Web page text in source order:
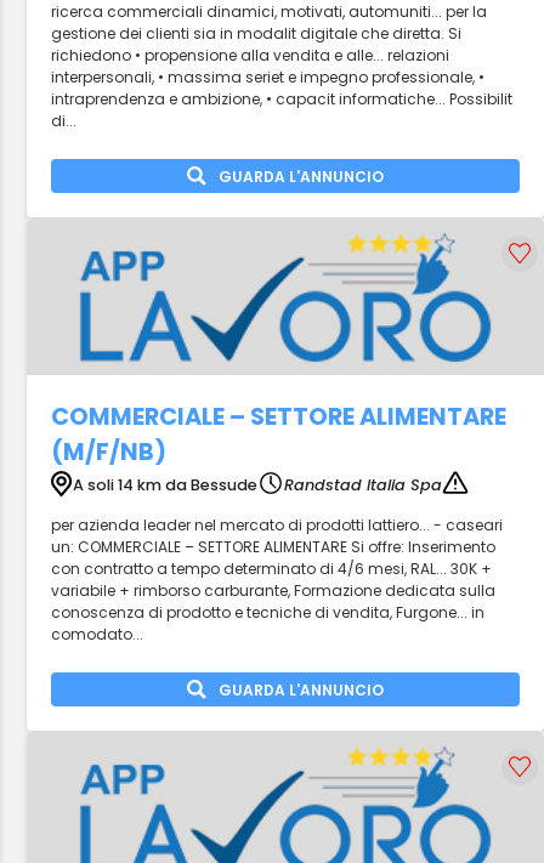
ricerca commerciali dinamici, motivati, automuniti... per la
gestione dei clienti sia in modalit digitale che diretta. Si
richiedono • propensione alla vendita e alle... relazioni
interpersonali, • massima seriet e impegno professionale, •
intraprendenza e ambizione, • capacit informatiche... Possibilit
di...
GUARDA L'ANNUNCIO
COMMERCIALE – SETTORE ALIMENTARE
(M/F/NB)
A soli 14 km da Bessude
Randstad Italia Spa
per azienda leader nel mercato di prodotti lattiero... - caseari
un: COMMERCIALE – SETTORE ALIMENTARE Si offre: Inserimento
con contratto a tempo determinato di 4/6 mesi, RAL... 30K +
variabile + rimborso carburante, Formazione dedicata sulla
conoscenza di prodotto e tecniche di vendita, Furgone... in
comodato...
GUARDA L'ANNUNCIO